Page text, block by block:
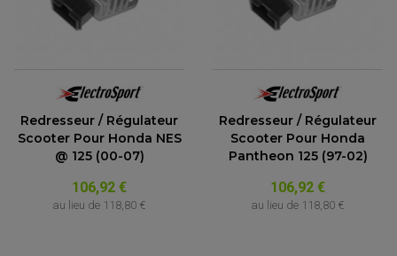
Redresseur / Régulateur
Scooter Pour Honda NES
@ 125 (00-07)
106,92 €
au lieu de 118,80 €
Redresseur / Régulateur
Scooter Pour Honda
Pantheon 125 (97-02)
106,92 €
au lieu de 118,80 €